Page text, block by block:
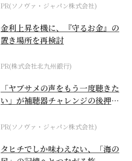
PR(ソノヴァ・ジャパン株式会社)
金利上昇を機に、『守るお金』の
置き場所を再検討
PR(株式会社北九州銀行)
「ヤブサメの声をもう一度聴きた
い」が補聴器チャレンジの後押し
PR(ソノヴァ・ジャパン株式会社)
タヒチでしか味わえない、「海の